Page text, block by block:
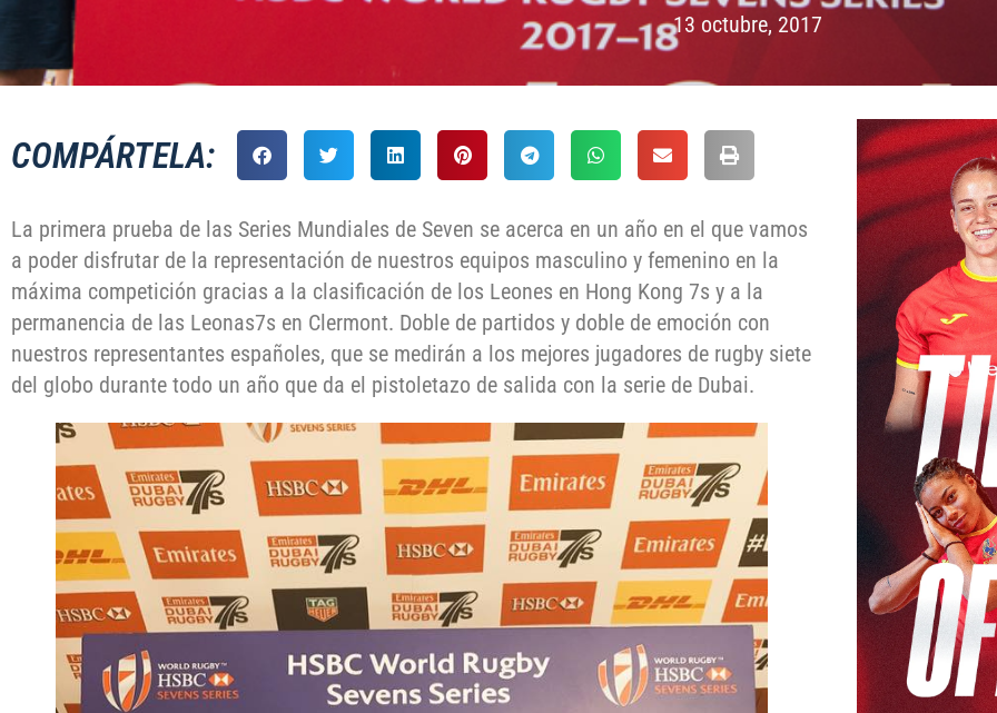
13 octubre, 2017
COMPÁRTELA:
La primera prueba de las Series Mundiales de Seven se acerca en un año en el que vamos
a poder disfrutar de la representación de nuestros equipos masculino y femenino en la
máxima competición gracias a la clasificación de los Leones en Hong Kong 7s y a la
permanencia de las Leonas7s en Clermont. Doble de partidos y doble de emoción con
nuestros representantes españoles, que se medirán a los mejores jugadores de rugby siete
del globo durante todo un año que da el pistoletazo de salida con la serie de Dubai.